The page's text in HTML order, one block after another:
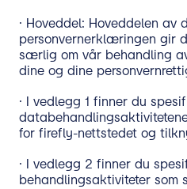
· Hoveddel: Hoveddelen av
personvernerklæringen gir
særlig om vår behandling
dine og dine
· I vedlegg 1 finner du
for firefly-nettstedet og
· I vedlegg 2 finner du
behandlingsaktiviteter som